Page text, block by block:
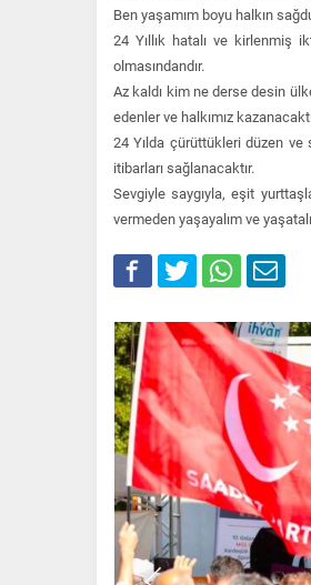
Ben yaşamım boyu halkın
24 Yıllık hatalı ve kirlenmiş
olmasındandır.
Az kaldı kim ne derse desin
edenler ve halkımız
24 Yılda çürüttükleri düzen ve
itibarları sağlanacaktır.
Sevgiyle saygıyla, eşit
vermeden yaşayalım ve